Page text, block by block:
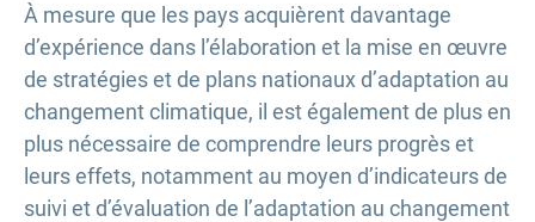
À mesure que les pays acquièrent davantage
d’expérience dans l’élaboration et la mise en œuvre
de stratégies et de plans nationaux d’adaptation au
changement climatique, il est également de plus en
plus nécessaire de comprendre leurs progrès et
leurs effets, notamment au moyen d’indicateurs de
suivi et d’évaluation de l’adaptation au changement